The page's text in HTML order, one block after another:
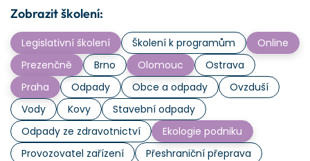
Zobrazit školení:
Legislativní školení Školení k programům
Online
Prezenčně
Brno Olomouc
Ostrava
Praha
Odpady Obce a odpady
Ovzduší
Vody
Kovy
Stavební odpady
Odpady ze zdravotnictví
Ekologie podniku
Provozovatel zařízení
Přeshraniční přeprava